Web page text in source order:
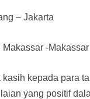
– Jakarta
-Makassar
kasih kepada para
yang positif